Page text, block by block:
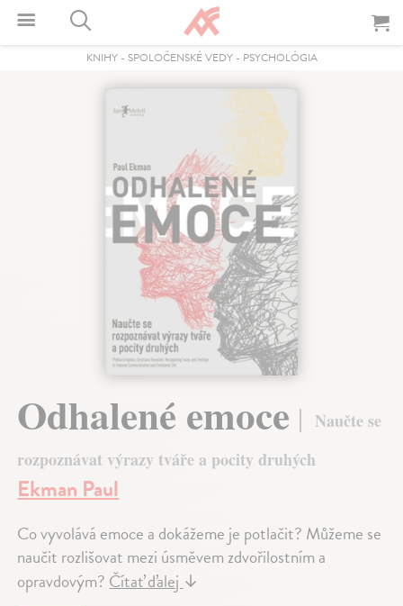
KNIHY- SPOLOČENSKÉ VEDY- PSYCHOLÓGIA
Odhalené emoce
Naučte se
rozpoznávat výrazy tváře a pocity druhých
Ekman Paul
Co vyvolává emoce a dokážeme je potlačit? Můžeme se
naučit rozlišovat mezi úsměvem zdvořilostním a
opravdovým?Čítať ďalej↓